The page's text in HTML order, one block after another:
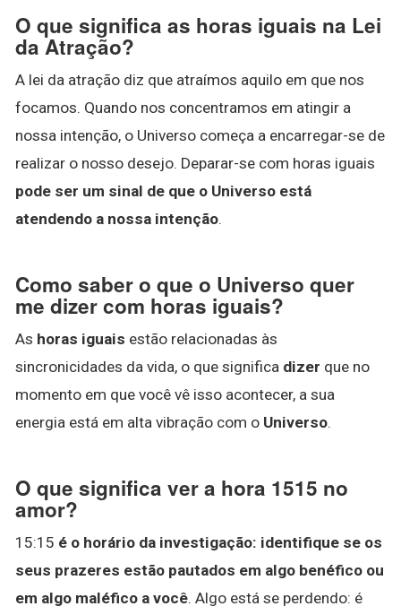
O que significa as horas iguais na Lei
da Atração?
A lei da atração diz que atraímos aquilo em que nos
focamos. Quando nos concentramos em atingir a
nossa intenção, o Universo começa a encarregar-se de
realizar o nosso desejo. Deparar-se com horas iguais
pode ser um sinal de que o Universo está
atendendo a nossa intenção.
Como saber o que o Universo quer
me dizer com horas iguais?
As horas iguais estão relacionadas às
sincronicidades da vida, o que significa dizer que no
momento em que você vê isso acontecer, a sua
energia está em alta vibração com o Universo.
O que significa ver a hora 1515 no
amor?
15:15 é o horário da investigação: identifique se os
seus prazeres estão pautados em algo benéfico ou
em algo maléfico a você. Algo está se perdendo: é